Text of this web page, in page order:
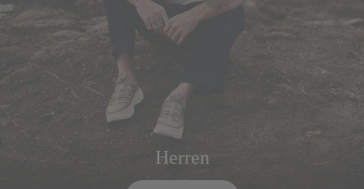
Herren